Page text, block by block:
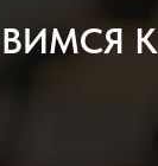
К